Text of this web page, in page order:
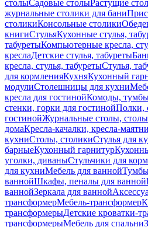
столыСадовые столыРастущие
журнальные столики для бани
столикиКонсольные столики
книгиСтульяКухонные стулья,
табуретыКомпьютерные кресла,
креслаДетские стулья, табуреты
кресла, стулья, табуретыСтулья,
для кормленияКухняКухонный
модулиСтолешницы для кухни
кресла для гостинойКомоды,
стенки, горки для гостинойПолки,
гостинойЖурнальные столы,
домаКресла-качалки, кресла-
кухниСтолы, столикиСтулья для
барныеКухонный гарнитур
уголки, диваныСтульчики для
для кухниМебель для ванной
ваннойШкафы, пеналы для ванной
ваннойЗеркала для ванной
трансформерМебель-трансформер
трансформерыДетские кроватки-
трансформерыМебель для спальни